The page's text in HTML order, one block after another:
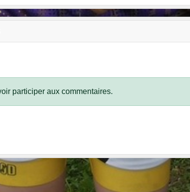
participer aux commentaires.